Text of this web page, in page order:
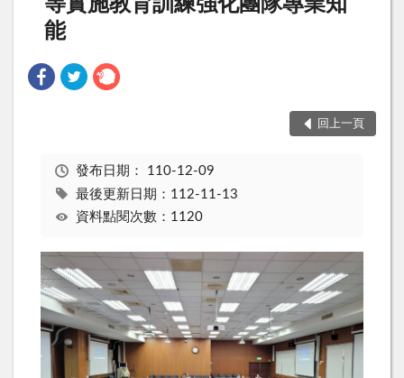
等實施教育訓練強化團隊專業知
能
回上一頁
發布日期： 110-12-09
最後更新日期：112-11-13
資料點閱次數：1120